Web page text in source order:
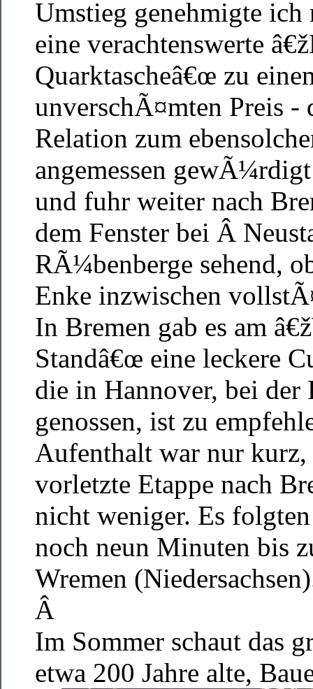
Umstieg genehmigte ich
eine verachtenswerte
Quarktascheâ€œ zu
unverschÃ¤mten Preis -
Relation zum
angemessen
und fuhr weiter nach
dem Fenster bei Â
RÃ¼benberge sehend,
Enke inzwischen
In Bremen gab es am
Standâ€œ eine leckere
die in Hannover, bei
genossen, ist zu
Aufenthalt war nur
vorletzte Etappe nach
nicht weniger. Es
noch neun Minuten bis
Wremen
Â
Im Sommer schaut das
etwa 200 Jahre alte,